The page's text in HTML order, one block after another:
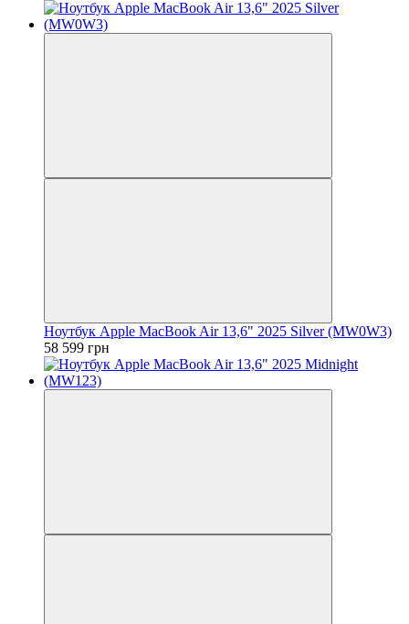
Ноутбук Apple MacBook Air 13,6" 2025 Silver (MW0W3)
58 599 грн